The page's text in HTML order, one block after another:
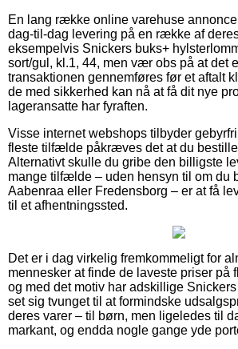
En lang række online varehuse
dag-til-dag levering på en række af
eksempelvis Snickers buks+
sort/gul, kl.1, 44, men vær obs på at det
transaktionen gennemføres før et aftalt
de med sikkerhed kan nå at få dit nye
lageransatte har fyraften.
Visse internet webshops tilbyder
fleste tilfælde påkræves det at du
Alternativt skulle du gribe den billigste
mange tilfælde – uden hensyn til om du
Aabenraa eller Fredensborg – er at få
til et afhentningssted.
Det er i dag virkelig fremkommeligt for
mennesker at finde de laveste priser på
og med det motiv har adskillige
set sig tvunget til at formindske
deres varer – til børn, men ligeledes til
markant, og endda nogle gange yde